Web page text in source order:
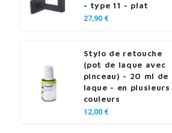
- type 11 - plat
27,90 €
Stylo de retouche
(pot de laque avec
pinceau) - 20 ml de
laque - en plusieurs
couleurs
12,00 €